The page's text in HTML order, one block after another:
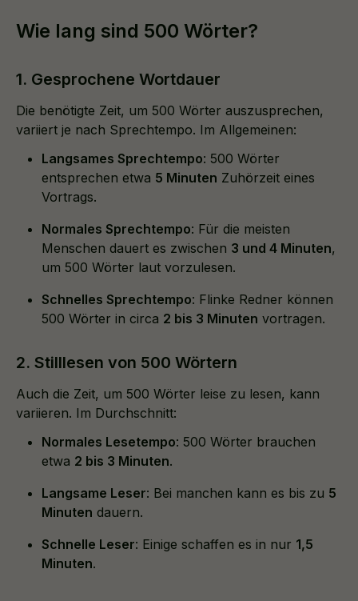
Wie lang sind 500 Wörter?
1. Gesprochene Wortdauer
Die benötigte Zeit, um 500 Wörter auszusprechen,
variiert je nach Sprechtempo. Im Allgemeinen:
Langsames Sprechtempo: 500 Wörter
entsprechen etwa 5 Minuten Zuhörzeit eines
Vortrags.
Normales Sprechtempo: Für die meisten
Menschen dauert es zwischen 3 und 4 Minuten,
um 500 Wörter laut vorzulesen.
Schnelles Sprechtempo: Flinke Redner können
500 Wörter in circa 2 bis 3 Minuten vortragen.
2. Stilllesen von 500 Wörtern
Auch die Zeit, um 500 Wörter leise zu lesen, kann
variieren. Im Durchschnitt:
Normales Lesetempo: 500 Wörter brauchen
etwa 2 bis 3 Minuten.
Langsame Leser: Bei manchen kann es bis zu 5
Minuten dauern.
Schnelle Leser: Einige schaffen es in nur 1,5
Minuten.